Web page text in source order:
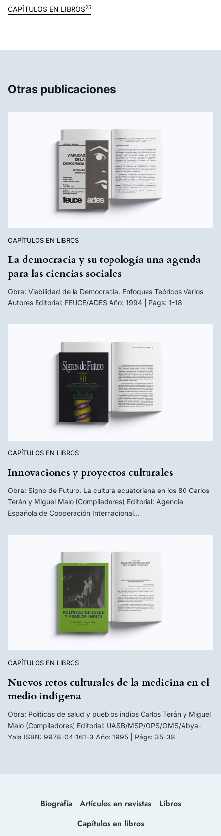
CAPÍTULOS EN LIBROS25
Otras publicaciones
CAPÍTULOS EN LIBROS
La democracia y su topología una agenda
para las ciencias sociales
Obra: Viabilidad de la Democracia. Enfoques Teóricos Varios
Autores Editorial: FEUCE/ADES Año: 1994 | Págs: 1-18
CAPÍTULOS EN LIBROS
Innovaciones y proyectos culturales
Obra: Signo de Futuro. La cultura ecuatoriana en los 80 Carlos
Terán y Miguel Malo (Compiladores) Editorial: Agencia
Española de Cooperación Internacional…
CAPÍTULOS EN LIBROS
Nuevos retos culturales de la medicina en el
medio indígena
Obra: Políticas de salud y pueblos indios Carlos Terán y Miguel
Malo (Compiladores) Editorial: UASB/MSP/OPS/OMS/Abya-
Yala ISBN: 9978-04-161-3 Año: 1995 | Págs: 35-38
Biografía Artículos en revistas
Libros
Capítulos en libros